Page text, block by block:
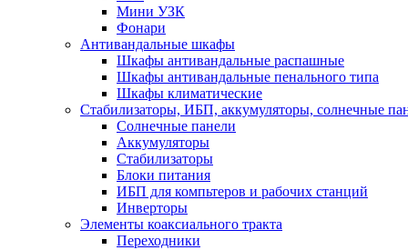
Мини УЗК
Фонари
Антивандальные шкафы
Шкафы антивандальные распашные
Шкафы антивандальные пенального типа
Шкафы климатические
Стабилизаторы, ИБП, аккумуляторы, солнечные
Солнечные панели
Аккумуляторы
Стабилизаторы
Блоки питания
ИБП для компьтеров и рабочих станций
Инверторы
Элементы коаксиального тракта
Переходники